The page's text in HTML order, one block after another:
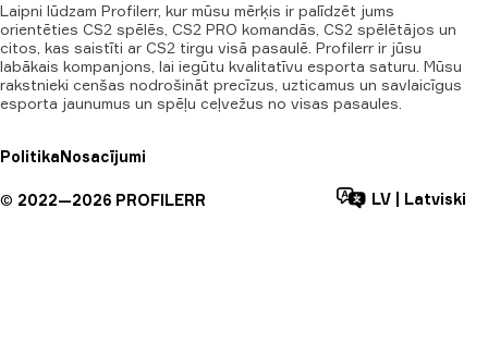
Laipni lūdzam Profilerr, kur mūsu mērķis ir palīdzēt jums
orientēties CS2 spēlēs, CS2 PRO komandās, CS2 spēlētājos un
citos, kas saistīti ar CS2 tirgu visā pasaulē. Profilerr ir jūsu
labākais kompanjons, lai iegūtu kvalitatīvu esporta saturu. Mūsu
rakstnieki cenšas nodrošināt precīzus, uzticamus un savlaicīgus
esporta jaunumus un spēļu ceļvežus no visas pasaules.
PolitikaNosacījumi
© 2022—2026 PROFILERR LV Latviski